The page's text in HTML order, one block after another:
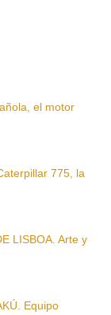
el motor
775, la
LISBOA. Arte y
Equipo